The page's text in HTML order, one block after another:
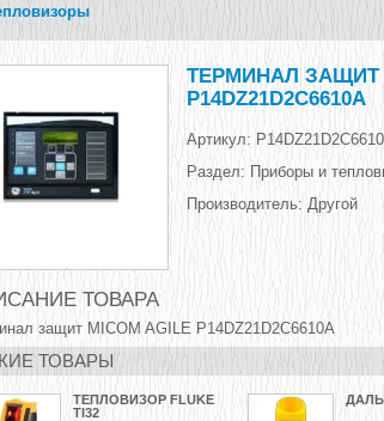
ТЕРМИНАЛ ЗАЩИТ
P14DZ21D2C6610A
Артикул:
Раздел:
Приборы и
Производитель: Другой
ТОВАРА
защит MICOM AGILE P14DZ21D2C6610A
ТОВАРЫ
ТЕПЛОВИЗОР FLUKE
TI32